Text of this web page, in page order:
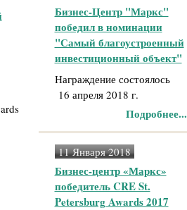
Бизнес-Центр "Маркс"
победил в номинации
"Самый благоустроенный
инвестиционный объект"
Награждение состоялось
16 апреля 2018 г.
Подробнее...
11 Января 2018
Бизнес-центр «Маркс»
победитель CRE St.
Petersburg Awards 2017